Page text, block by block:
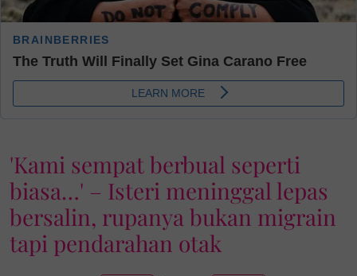
'Kami sempat berbual seperti
biasa…' – Isteri meninggal lepas
bersalin, rupanya bukan migrain
tapi pendarahan otak